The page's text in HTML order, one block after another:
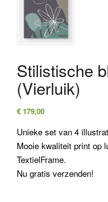
Stilistische
(Vierluik)
€179,00
Unieke set van 4
Mooie kwaliteit print op
TextielFrame.
Nu gratis verzenden!